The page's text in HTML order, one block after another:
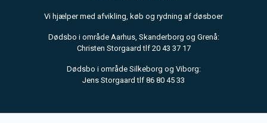
Vi hjælper med afvikling, køb og rydning af døsboer
Dødsbo i område Aarhus, Skanderborg og Grenå:
Christen Storgaard tlf 20 43 37 17
Dødsbo i område Silkeborg og Viborg:
Jens Storgaard tlf 86 80 45 33